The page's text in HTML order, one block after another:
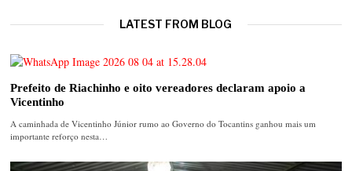
LATEST FROM BLOG
Prefeito de Riachinho e oito vereadores declaram apoio a
Vicentinho
A caminhada de Vicentinho Júnior rumo ao Governo do Tocantins ganhou mais um
importante reforço nesta…